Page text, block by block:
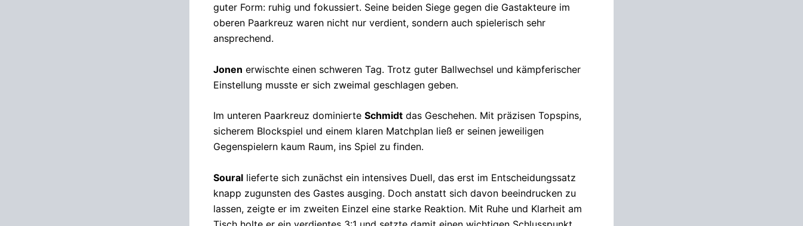
guter Form: ruhig und fokussiert. Seine beiden Siege gegen die Gastakteure im
oberen Paarkreuz waren nicht nur verdient, sondern auch spielerisch sehr
ansprechend.
Jonen erwischte einen schweren Tag. Trotz guter Ballwechsel und kämpferischer
Einstellung musste er sich zweimal geschlagen geben.
Im unteren Paarkreuz dominierte Schmidt das Geschehen. Mit präzisen Topspins,
sicherem Blockspiel und einem klaren Matchplan ließ er seinen jeweiligen
Gegenspielern kaum Raum, ins Spiel zu finden.
Soural lieferte sich zunächst ein intensives Duell, das erst im Entscheidungssatz
knapp zugunsten des Gastes ausging. Doch anstatt sich davon beeindrucken zu
lassen, zeigte er im zweiten Einzel eine starke Reaktion. Mit Ruhe und Klarheit am